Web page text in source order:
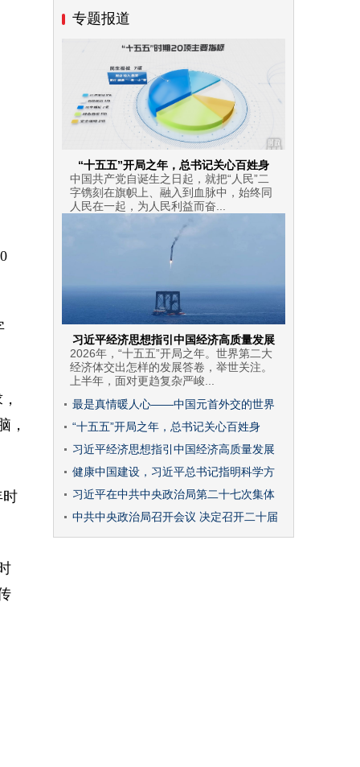
，
时
专题报道
“十五五”开局之年，总书记关心百姓身
中国共产党自诞生之日起，就把“人民”二
字镌刻在旗帜上、融入到血脉中，始终同
人民在一起，为人民利益而奋...
习近平经济思想指引中国经济高质量发展
2026年，“十五五”开局之年。世界第二大
经济体交出怎样的发展答卷，举世关注。
上半年，面对更趋复杂严峻...
最是真情暖人心——中国元首外交的世界
“十五五”开局之年，总书记关心百姓身
习近平经济思想指引中国经济高质量发展
健康中国建设，习近平总书记指明科学方
习近平在中共中央政治局第二十七次集体
中共中央政治局召开会议 决定召开二十届